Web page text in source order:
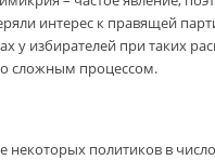
интерес к правящей
у избирателей при таких
сложным процессом.
некоторых политиков в число